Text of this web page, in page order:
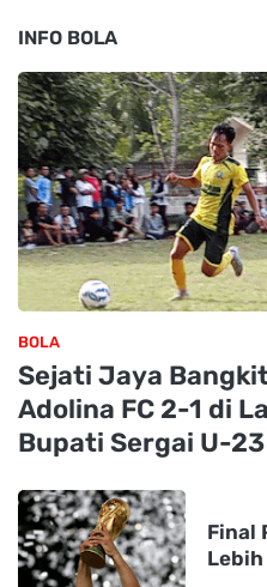
INFO BOLA
BOLA
Sejati Jaya
Adolina FC 2-1 di
Bupati Sergai U-23
Final